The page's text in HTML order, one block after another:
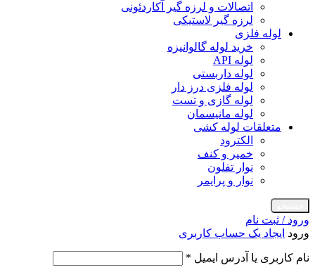
اتصالات و لرزه گیر آکاردئونی
لرزه گیر لاستیکی
لوله فلزی
خرید لوله گالوانیزه
لوله API
لوله داربستی
لوله فلزی درز دار
لوله گازی و تست
لوله مانیسمان
متعلقات لوله کشی
الکترود
خمیر و کنف
نوار تفلون
نوار و پرایمر
ورود / ثبت نام
ورود ایجاد یک حساب کاربری
نام کاربری یا آدرس ایمیل *